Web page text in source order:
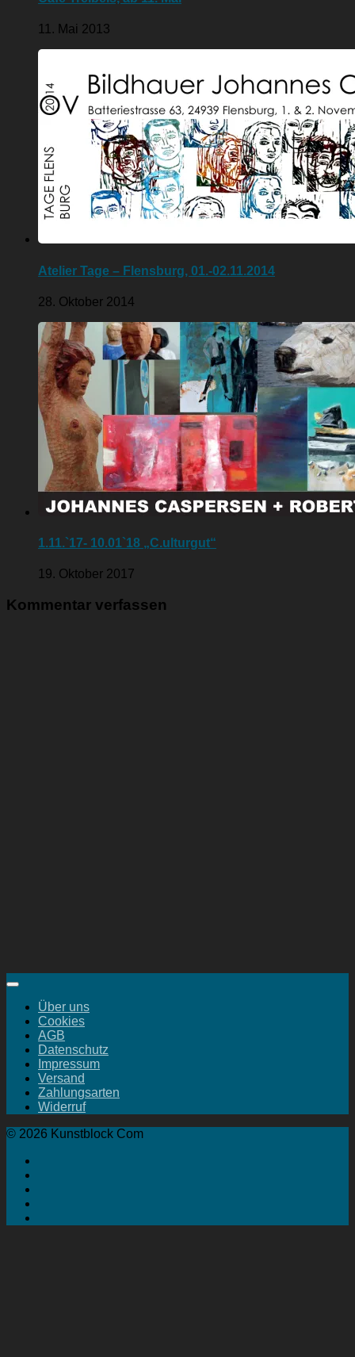
11. Mai 2013
Atelier Tage – Flensburg, 01.-02.11.2014
28. Oktober 2014
1.11.`17- 10.01`18 „C.ulturgut“
19. Oktober 2017
Kommentar verfassen
Über uns
Cookies
AGB
Datenschutz
Impressum
Versand
Zahlungsarten
Widerruf
© 2026 Kunstblock Com